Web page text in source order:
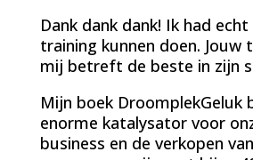
Dank dank dank! Ik had
training kunnen doen. Jouw
mij betreft de beste in zijn
Mijn boek DroomplekGeluk
enorme katalysator voor
business en de verkopen